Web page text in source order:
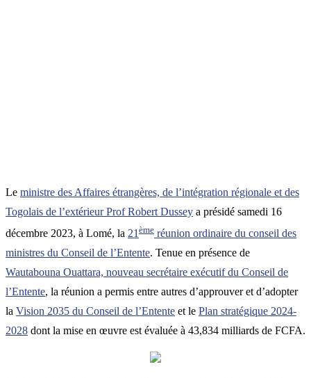
Le ministre des Affaires étrangères, de l’intégration régionale et des
Togolais de l’extérieur Prof Robert Dussey a présidé samedi 16
décembre 2023, à Lomé, la 21 ème réunion ordinaire du conseil des
ministres du Conseil de l’Entente. Tenue en présence de
Wautabouna Ouattara, nouveau secrétaire exécutif du Conseil de
l’Entente, la réunion a permis entre autres d’approuver et d’adopter
la Vision 2035 du Conseil de l’Entente et le Plan stratégique 2024-
2028 dont la mise en œuvre est évaluée à 43,834 milliards de FCFA.